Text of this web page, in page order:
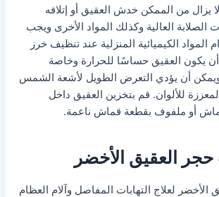
يزال من الممكن خدش العقيق أو إتلافه
الصلابة العالية وكذلك المواد الأخرى ويجب
الكيميائية المنزلية عند تنظيف خرز
يكون العقيق حساسًا للحرارة وخاصة
ويمكن أن يؤدي التعرض الطويل لأشعة الشمس
للألوان. قم بتخزين العقيق داخل
أو ملفوف بقطعة قماش ناعمة.
العقيق الأخضر
لعلاج التهابات المفاصل وآلام العظام